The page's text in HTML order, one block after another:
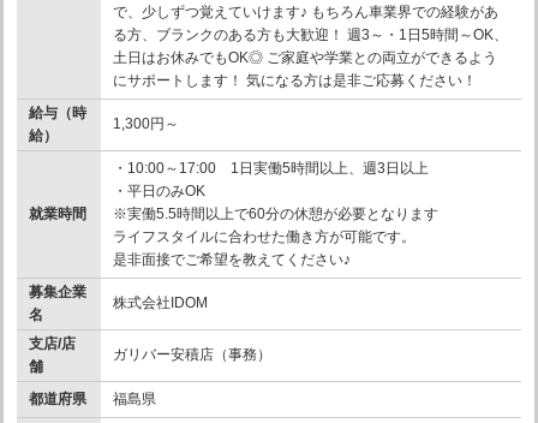
で、少しずつ覚えていけます♪ もちろん車業界での経験があ
る方、ブランクのある方も大歓迎！ 週3～・1日5時間～OK、
土日はお休みでもOK◎ ご家庭や学業との両立ができるよう
にサポートします！ 気になる方は是非ご応募ください！
給与（時
給）
1,300円～
就業時間
・10:00～17:00 1日実働5時間以上、週3日以上
・平日のみOK
※実働5.5時間以上で60分の休憩が必要となります
ライフスタイルに合わせた働き方が可能です。
是非面接でご希望を教えてください♪
募集企業
名
株式会社IDOM
支店/店
舗
ガリバー安積店（事務）
都道府県 福島県